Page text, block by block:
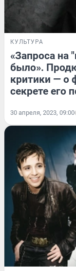
КУЛЬТУРА
«Запроса на
было».
критики — о
секрете его
30 апреля, 2023, 09:00